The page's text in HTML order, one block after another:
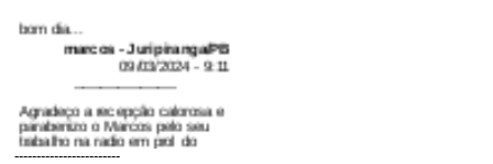
bom dia...
marcos - Juripiranga/PB
09/03/2024 - 9:11
Agradeço a recepção calorosa e
parabenizo o Marcos pelo seu
trabalho na radio em prol do
povo. A nova Tabelião é Karla
------------------------